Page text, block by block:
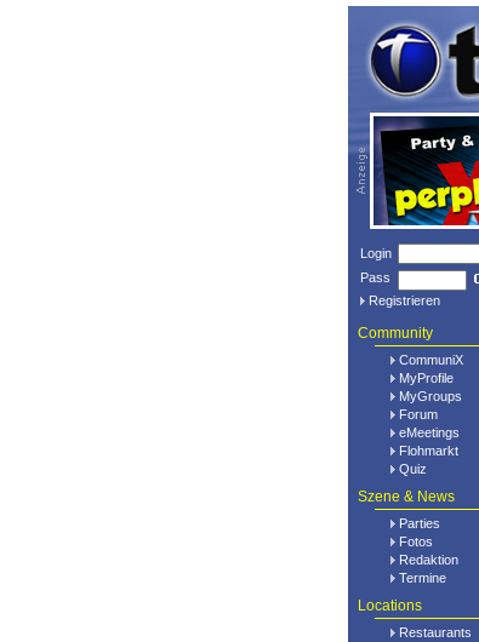
Login
Pass
Registrieren
Community
CommuniX
MyProfile
MyGroups
Forum
eMeetings
Flohmarkt
Quiz
Szene & News
Parties
Fotos
Redaktion
Termine
Locations
Restaurants